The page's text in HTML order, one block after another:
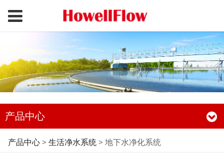
产品中心
地下水净化系统
产品中心> 生活净水系统> 地下水净化系统